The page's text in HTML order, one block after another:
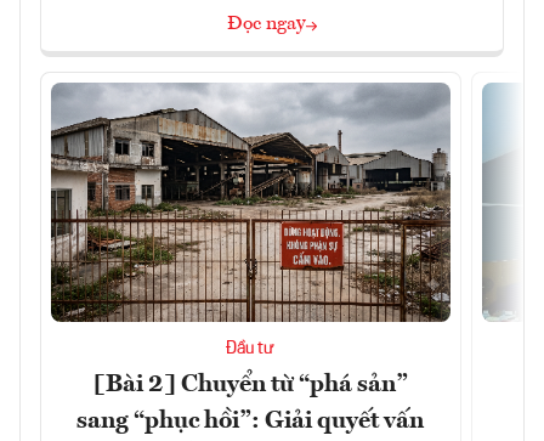
Đọc ngay
Đầu tư
[Bài 2] Chuyển từ “phá sản”
sang “phục hồi”: Giải quyết vấn